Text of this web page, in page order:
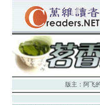
版主： 阿飞